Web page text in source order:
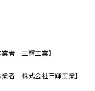
者 三輝工業】
者 株式会社三輝工業】